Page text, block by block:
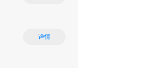
详情